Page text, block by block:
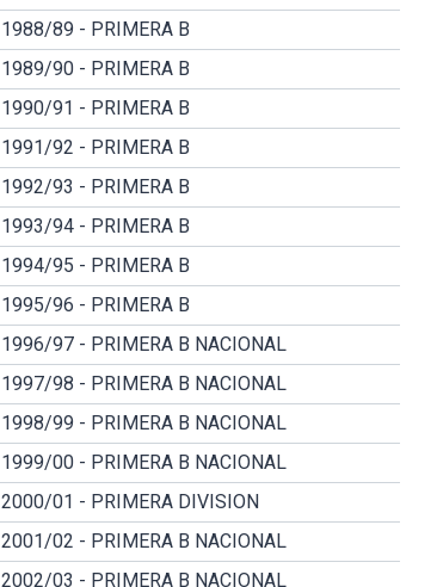
1988/89 - PRIMERA B
1989/90 - PRIMERA B
1990/91 - PRIMERA B
1991/92 - PRIMERA B
1992/93 - PRIMERA B
1993/94 - PRIMERA B
1994/95 - PRIMERA B
1995/96 - PRIMERA B
1996/97 - PRIMERA B NACIONAL
1997/98 - PRIMERA B NACIONAL
1998/99 - PRIMERA B NACIONAL
1999/00 - PRIMERA B NACIONAL
2000/01 - PRIMERA DIVISION
2001/02 - PRIMERA B NACIONAL
2002/03 - PRIMERA B NACIONAL